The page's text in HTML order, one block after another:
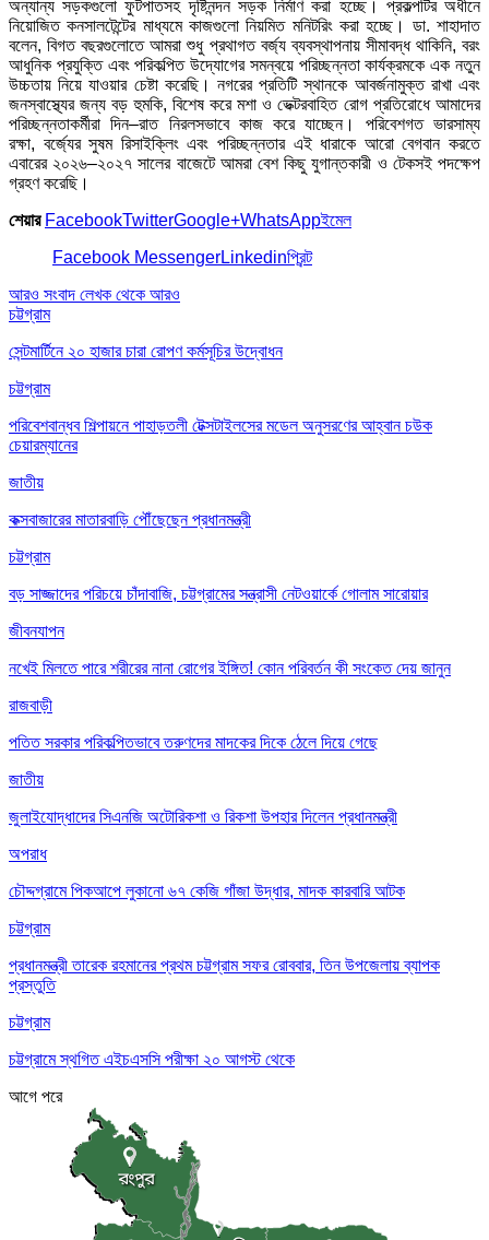
অন্যান্য সড়কগুলো ফুটপাতসহ দৃষ্টিনন্দন সড়ক নির্মাণ করা হচ্ছে। প্রকল্পটির অধীনে
নিয়োজিত কনসালটেন্টের মাধ্যমে কাজগুলো নিয়মিত মনিটরিং করা হচ্ছে। ডা. শাহাদাত
বলেন, বিগত বছরগুলোতে আমরা শুধু প্রথাগত বর্জ্য ব্যবস্থাপনায় সীমাবদ্ধ থাকিনি, বরং
আধুনিক প্রযুক্তি এবং পরিকল্পিত উদ্যোগের সমন্বয়ে পরিচ্ছন্নতা কার্যক্রমকে এক নতুন
উচ্চতায় নিয়ে যাওয়ার চেষ্টা করেছি। নগরের প্রতিটি স্থানকে আবর্জনামুক্ত রাখা এবং
জনস্বাস্থ্যের জন্য বড় হুমকি, বিশেষ করে মশা ও ভেক্টরবাহিত রোগ প্রতিরোধে আমাদের
পরিচ্ছন্নতাকর্মীরা দিন–রাত নিরলসভাবে কাজ করে যাচ্ছেন। পরিবেশগত ভারসাম্য
রক্ষা, বর্জ্যের সুষম রিসাইক্লিং এবং পরিচ্ছন্নতার এই ধারাকে আরো বেগবান করতে
এবারের ২০২৬–২০২৭ সালের বাজেটে আমরা বেশ কিছু যুগান্তকারী ও টেকসই পদক্ষেপ
গ্রহণ করেছি।
শেয়ার FacebookTwitterGoogle+WhatsAppইমেল
Facebook MessengerLinkedinপ্রিন্ট
আরও সংবাদ লেখক থেকে আরও
চট্টগ্রাম
সেন্টমার্টিনে ২০ হাজার চারা রোপণ কর্মসূচির উদ্বোধন
চট্টগ্রাম
পরিবেশবান্ধব শিল্পায়নে পাহাড়তলী টেক্সটাইলসের মডেল অনুসরণের আহ্বান চউক
চেয়ারম্যানের
জাতীয়
কক্সবাজারের মাতারবাড়ি পৌঁছেছেন প্রধানমন্ত্রী
চট্টগ্রাম
বড় সাজ্জাদের পরিচয়ে চাঁদাবাজি, চট্টগ্রামের সন্ত্রাসী নেটওয়ার্কে গোলাম সারোয়ার
জীবনযাপন
নখেই মিলতে পারে শরীরের নানা রোগের ইঙ্গিত! কোন পরিবর্তন কী সংকেত দেয় জানুন
রাজবাড়ী
পতিত সরকার পরিকল্পিতভাবে তরুণদের মাদকের দিকে ঠেলে দিয়ে গেছে
জাতীয়
জুলাইযোদ্ধাদের সিএনজি অটোরিকশা ও রিকশা উপহার দিলেন প্রধানমন্ত্রী
অপরাধ
চৌদ্দগ্রামে পিকআপে লুকানো ৬৭ কেজি গাঁজা উদ্ধার, মাদক কারবারি আটক
চট্টগ্রাম
প্রধানমন্ত্রী তারেক রহমানের প্রথম চট্টগ্রাম সফর রোববার, তিন উপজেলায় ব্যাপক
প্রস্তুতি
চট্টগ্রাম
চট্টগ্রামে স্থগিত এইচএসসি পরীক্ষা ২০ আগস্ট থেকে
আগে পরে